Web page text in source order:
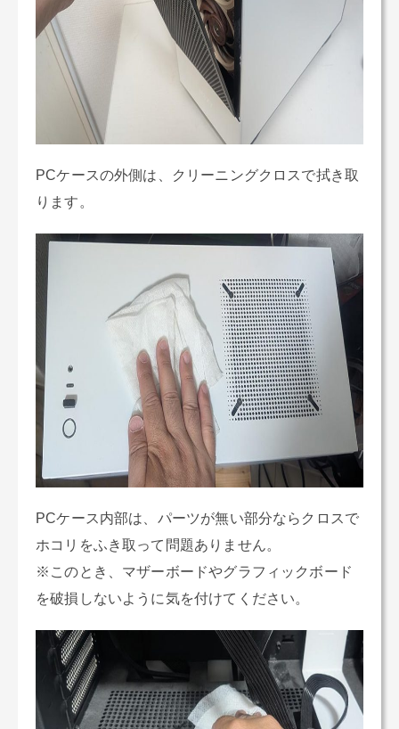
PCケースの外側は、クリーニングクロスで拭き取
ります。
PCケース内部は、パーツが無い部分ならクロスで
ホコリをふき取って問題ありません。
※このとき、マザーボードやグラフィックボード
を破損しないように気を付けてください。